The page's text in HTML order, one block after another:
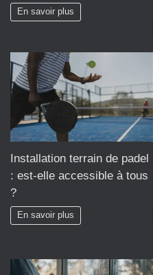
En savoir plus
Installation terrain de padel
: est-elle accessible à tous
?
En savoir plus